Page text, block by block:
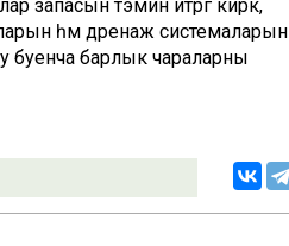
запасын тәэмин итәргә кирәк,
һәм дренаж системаларын
буенча барлык чараларны